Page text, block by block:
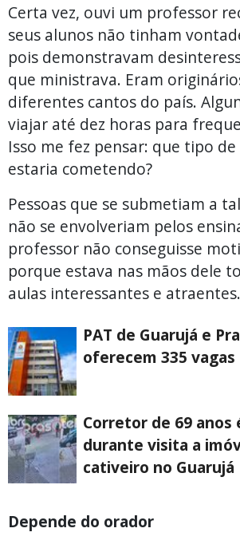
Certa vez, ouvi um professor
seus alunos não tinham
pois demonstravam
que ministrava. Eram
diferentes cantos do país.
viajar até dez horas para
Isso me fez pensar: que tipo
estaria cometendo?
Pessoas que se submetiam a
não se envolveriam pelos
professor não conseguisse
porque estava nas mãos dele
aulas interessantes e atraentes.
PAT de Guarujá e
oferecem 335 vagas
Corretor de 69 anos
durante visita a
cativeiro no Guarujá
Depende do orador